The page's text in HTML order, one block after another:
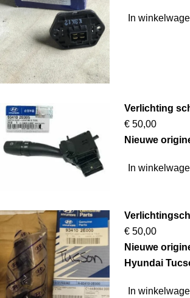
In
Verlichting
€ 50,00
Nieuwe
In
€ 50,00
Nieuwe
Hyundai
In